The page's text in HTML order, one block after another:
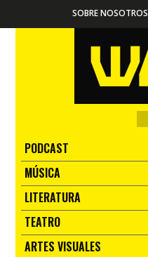
SOBRE NOSOTROS
PODCAST
MÚSICA
LITERATURA
TEATRO
ARTES VISUALES